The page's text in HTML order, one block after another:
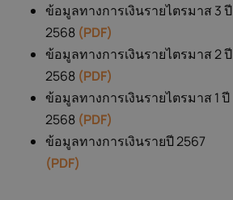
ข้อมูลทางการเงินรายไตรมาส 3 ปี
2568 (PDF)
ข้อมูลทางการเงินรายไตรมาส 2 ปี
2568 (PDF)
ข้อมูลทางการเงินรายไตรมาส 1 ปี
2568 (PDF)
ข้อมูลทางการเงินรายปี 2567
(PDF)